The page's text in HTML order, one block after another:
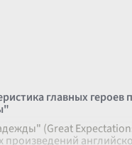
главных героев
(Great